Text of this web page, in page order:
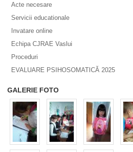
Acte necesare
Servicii educationale
Invatare online
Echipa CJRAE Vaslui
Proceduri
EVALUARE PSIHOSOMATICĂ 2025
GALERIE FOTO